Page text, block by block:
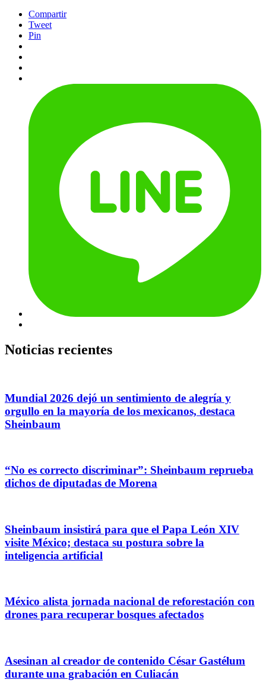
Compartir
Tweet
Pin
Noticias recientes
Mundial 2026 dejó un sentimiento de alegría y
orgullo en la mayoría de los mexicanos, destaca
Sheinbaum
“No es correcto discriminar”: Sheinbaum reprueba
dichos de diputadas de Morena
Sheinbaum insistirá para que el Papa León XIV
visite México; destaca su postura sobre la
inteligencia artificial
México alista jornada nacional de reforestación con
drones para recuperar bosques afectados
Asesinan al creador de contenido César Gastélum
durante una grabación en Culiacán